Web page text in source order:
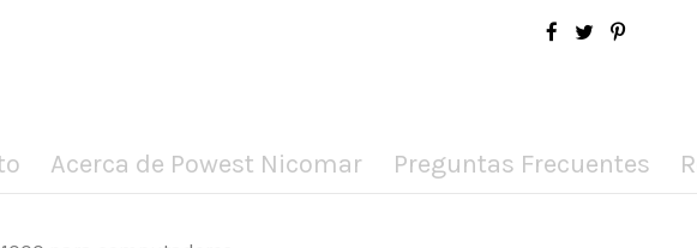
Acerca de Powest Nicomar Preguntas Frecuentes